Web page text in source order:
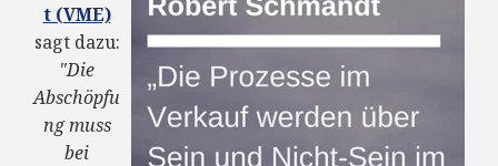
t (VME)
sagt dazu:
"Die
Abschöpfu
ng muss
bei